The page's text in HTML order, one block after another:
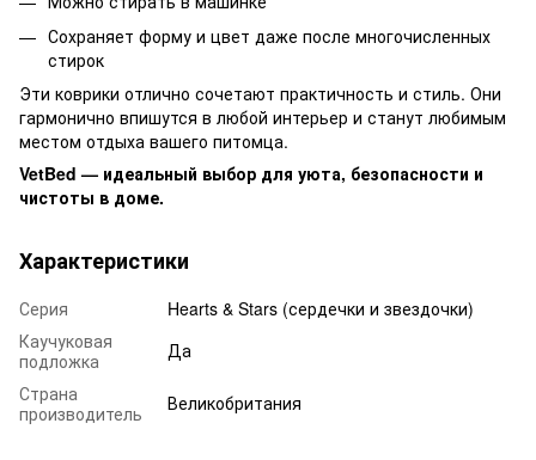
Сохраняет форму и цвет даже после многочисленных
стирок
Эти коврики отлично сочетают практичность и стиль. Они
гармонично впишутся в любой интерьер и станут любимым
местом отдыха вашего питомца.
VetBed — идеальный выбор для уюта, безопасности и
чистоты в доме.
Характеристики
Серия
Hearts & Stars (сердечки и звездочки)
Каучуковая
подложка
Да
Страна
производитель
Великобритания